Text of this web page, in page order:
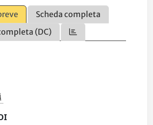
Scheda completa
(DC)